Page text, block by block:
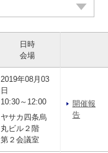
日時
会場
2019年08月03
日
10:30～12:00
ヤサカ四条烏
丸ビル２階
第２会議室
開催報
告